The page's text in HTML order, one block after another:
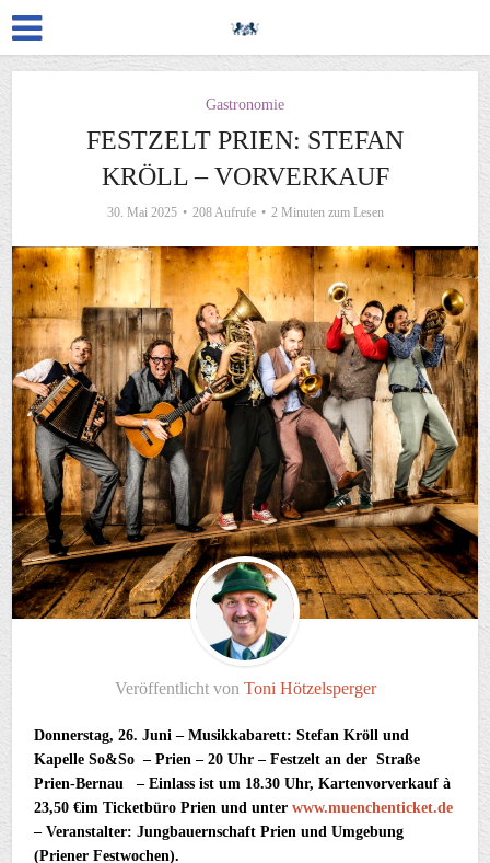
Gastronomie
FESTZELT PRIEN: STEFAN
KRÖLL – VORVERKAUF
30. Mai 2025 208 Aufrufe 2 Minuten zum Lesen
Veröffentlicht von Toni Hötzelsperger
Donnerstag, 26. Juni – Musikkabarett: Stefan Kröll und
Kapelle So&So – Prien – 20 Uhr – Festzelt an der Straße
Prien-Bernau – Einlass ist um 18.30 Uhr, Kartenvorverkauf à
23,50 €im Ticketbüro Prien und unterwww.muenchenticket.de
– Veranstalter: Jungbauernschaft Prien und Umgebung
(Priener Festwochen).